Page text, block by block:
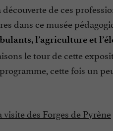
de ces
dans ce musée
l’agriculture et
le tour de cette
cette fois un
des Forges de Pyrène